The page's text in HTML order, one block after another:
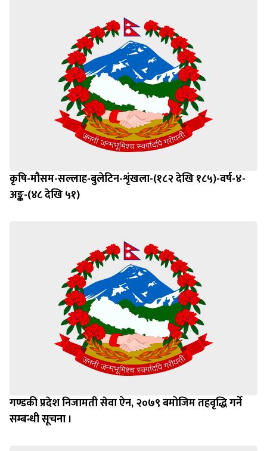
कृषि-मौसम-सल्लाह-बुलेटिन-शृंखला-(१८२ देखि १८५)-वर्ष-४-
अङ्क-(४८ देखि ५१)
गण्डकी प्रदेश निजामती सेवा ऐन, २०७९ बमोजिम तहवृद्धि गर्ने
सम्बन्धी सूचना ।